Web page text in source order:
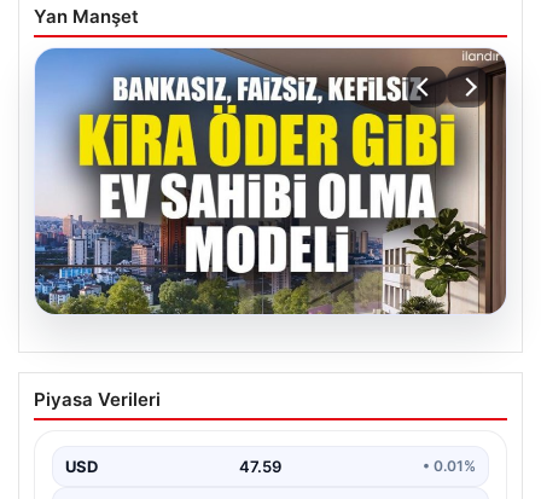
Yan Manşet
DAP Yapı’dan bir ilk! Emlak Konut
güvencesi Dap vizyonuyla kendi
Piyasa Verileri
USD 47.59 • 0.01%